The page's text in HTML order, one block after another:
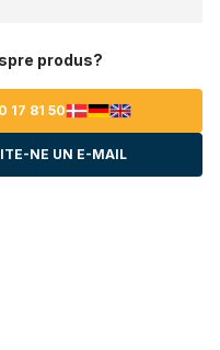
produs?
17 81 50
NE UN E-MAIL